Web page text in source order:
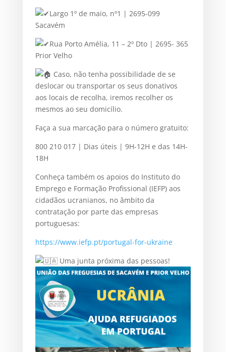
Largo 1º de maio, nº1 | 2695-099
Sacavém
Rua Porto Amélia, 11 – 2º Dto | 2695- 365
Prior Velho
Caso, não tenha possibilidade de se
deslocar ou transportar os seus donativos
aos locais de recolha, iremos recolher os
mesmos ao seu domicílio.
Faça a sua marcação para o número gratuito:
800 210 017 | Dias úteis | 9H-12H e das 14H-
18H
Conheça também os apoios do Instituto do
Emprego e Formação Profissional (IEFP) aos
cidadãos ucranianos, no âmbito da
contratação por parte das empresas
portuguesas:
https://www.iefp.pt/portugal-for-ukraine
Uma junta próxima das pessoas!